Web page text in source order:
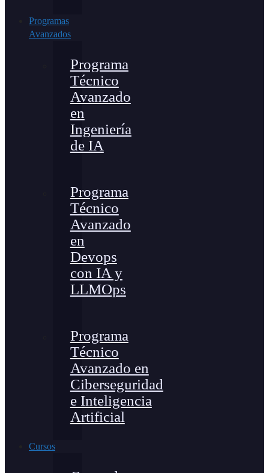
Programas
Avanzados
Programa
Técnico
Avanzado
en
Ingeniería
de IA
Programa
Técnico
Avanzado
en
Devops
con IA y
LLMOps
Programa
Técnico
Avanzado en
Ciberseguridad
e Inteligencia
Artificial
Cursos